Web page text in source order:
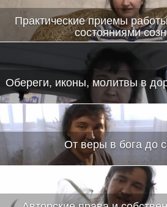
Практические приемы
состояниями
Обереги, иконы, молитвы в
От веры в бога до